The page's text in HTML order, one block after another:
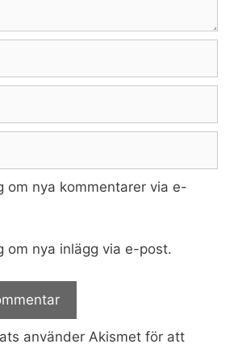
om nya kommentarer via e-
om nya inlägg via e-post.
använder Akismet för att